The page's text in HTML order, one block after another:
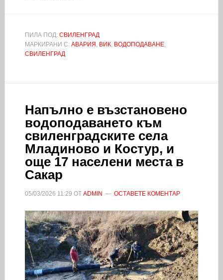
ПИЛА ПОД: СВИЛЕНГРАД
МАРКИРАНИ С: АВАРИЯ , ВИК, ВОДОПОДАВАНЕ,
СВИЛЕНГРАД
Напълно е възстановено
водоподаването към
свиленградските села
Младиново и Костур, и
още 17 населени места в
Сакар
05/03/2026 11:29 ОТ ADMIN ОСТАВЕТЕ КОМЕНТАР